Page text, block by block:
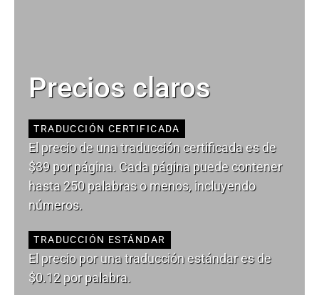
Precios claros
TRADUCCIÓN CERTIFICADA
El precio de una traducción certificada es de
$39 por página. Cada página puede contener
hasta 250 palabras o menos, incluyendo
números.
TRADUCCIÓN ESTÁNDAR
El precio por una traducción estándar es de
$0.12 por palabra.